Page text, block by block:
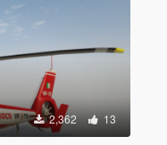
2,362 13